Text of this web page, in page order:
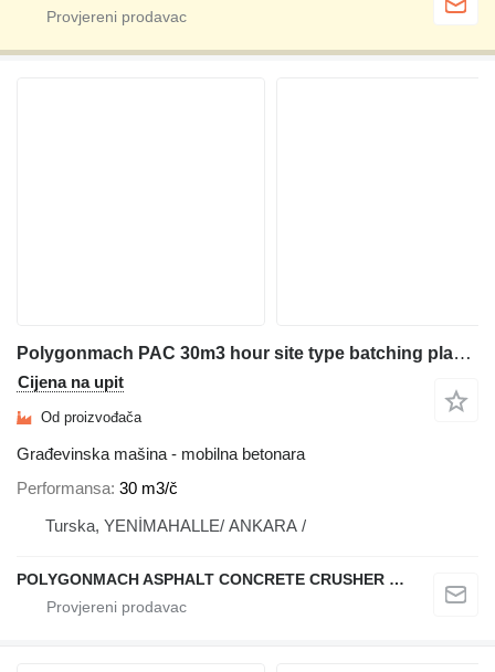
Polygonmach PAC 30m3 hour site type batching plant- ultra mobile
Cijena na upit
Od proizvođača
Građevinska mašina - mobilna betonara
Performansa 30 m3/č
Turska, YENİMAHALLE/ ANKARA /
POLYGONMACH ASPHALT CONCRETE CRUSHER SYSTEMS